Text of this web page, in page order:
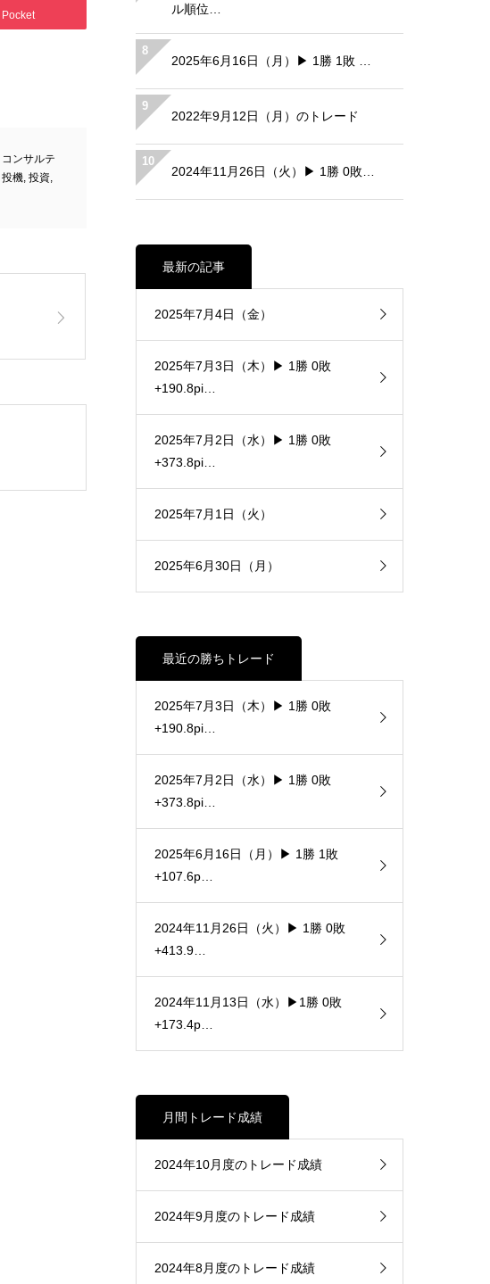
Pocket
コンサルテ
投機, 投資,
ル順位…
8
2025年6月16日（月）▶ 1勝 1敗 …
9
2022年9月12日（月）のトレード
10
2024年11月26日（火）▶ 1勝 0敗…
最新の記事
2025年7月4日（金）
2025年7月3日（木）▶ 1勝 0敗
+190.8pi…
2025年7月2日（水）▶ 1勝 0敗
+373.8pi…
2025年7月1日（火）
2025年6月30日（月）
最近の勝ちトレード
2025年7月3日（木）▶ 1勝 0敗
+190.8pi…
2025年7月2日（水）▶ 1勝 0敗
+373.8pi…
2025年6月16日（月）▶ 1勝 1敗
+107.6p…
2024年11月26日（火）▶ 1勝 0敗
+413.9…
2024年11月13日（水）▶1勝 0敗
+173.4p…
月間トレード成績
2024年10月度のトレード成績
2024年9月度のトレード成績
2024年8月度のトレード成績